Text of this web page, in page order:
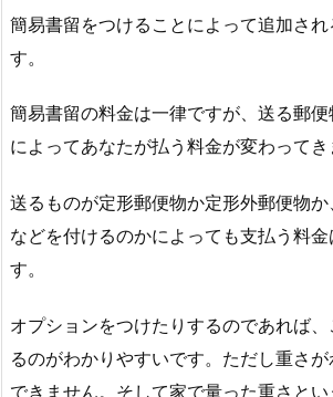
簡易書留をつけることによって追加され
す。
簡易書留の料金は一律ですが、送る郵
によってあなたが払う料金が変わってき
送るものが定形郵便物か定形外郵便物
などを付けるのかによっても支払う料金
す。
オプションをつけたりするのであれば
るのがわかりやすいです。ただし重さ
できません。そして家で量った重さと